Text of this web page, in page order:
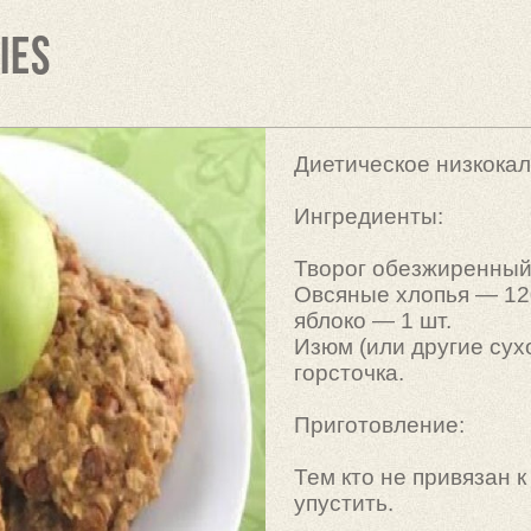
Диетическое
Ингредиенты:
Творог
Овсяные хлопья —
яблоко — 1 шт.
Изюм (или другие
горсточка.
Приготовление:
Тем кто не привязан
упустить.